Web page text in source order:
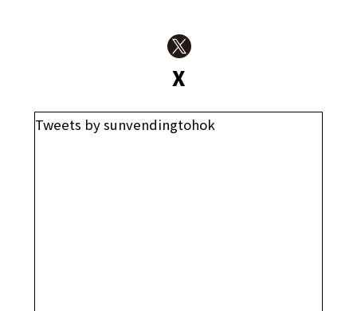
X
Tweets by sunvendingtohok